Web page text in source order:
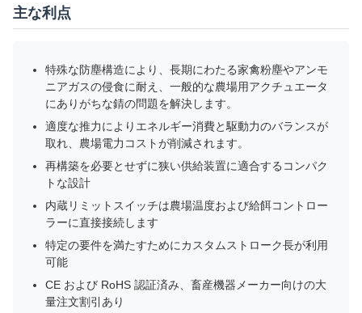
主な利点
特殊な防塵構造により、長期にわたる家禽粉塵やアンモ
ニアガスの侵食に耐え、一般的な農場用アクチュエータ
にありがちな錆の問題を解決します。
適度な推力によりエネルギー消費と駆動力のバランスが
取れ、農場電力コストが削減されます。
再構築を必要とせずに狭い供給装置に適合するコンパク
トな設計
内蔵リミットスイッチは農場温度および給餌コントロー
ラーに直接接続します
特定の要件を満たすためにカスタムストローク長が利用
可能
CE および RoHS 認証済み、畜産機器メーカー向けの大
量注文割引あり